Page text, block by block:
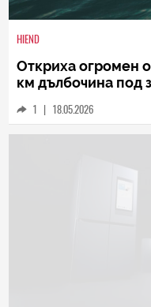
HIEND
Oткриха огромен
км дълбочина под
1 | 18.05.2026